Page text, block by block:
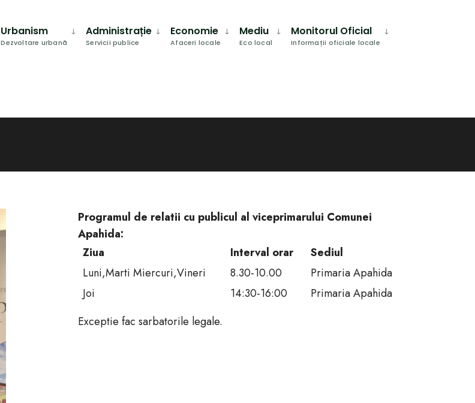
Urbanism
Dezvoltare urbană
Administrație
Servicii publice
Economie
Afaceri locale
Mediu
Eco local
Monitorul Oficial
Informații oficiale locale
Programul de relatii cu publicul al viceprimarului Comunei
Apahida:
Ziua
Interval orar
Sediul
Luni,Marti Miercuri,Vineri
8.30-10.00
Primaria Apahida
Joi
14:30-16:00
Primaria Apahida
Exceptie fac sarbatorile legale.